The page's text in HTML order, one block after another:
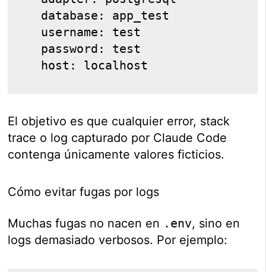
  database: app_test
  username: test
  password: test
  host: localhost
El objetivo es que cualquier error, stack
trace o log capturado por Claude Code
contenga únicamente valores ficticios.
Cómo evitar fugas por logs
Muchas fugas no nacen en .env, sino en
logs demasiado verbosos. Por ejemplo: